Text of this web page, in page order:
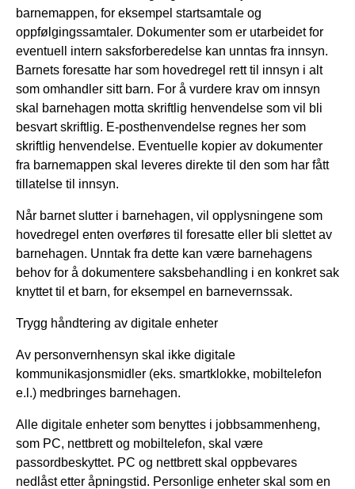
barnemappen, for eksempel startsamtale og
oppfølgingssamtaler. Dokumenter som er utarbeidet for
eventuell intern saksforberedelse kan unntas fra innsyn.
Barnets foresatte har som hovedregel rett til innsyn i alt
som omhandler sitt barn. For å vurdere krav om innsyn
skal barnehagen motta skriftlig henvendelse som vil bli
besvart skriftlig. E-posthenvendelse regnes her som
skriftlig henvendelse. Eventuelle kopier av dokumenter
fra barnemappen skal leveres direkte til den som har fått
tillatelse til innsyn.
Når barnet slutter i barnehagen, vil opplysningene som
hovedregel enten overføres til foresatte eller bli slettet av
barnehagen. Unntak fra dette kan være barnehagens
behov for å dokumentere saksbehandling i en konkret sak
knyttet til et barn, for eksempel en barnevernssak.
Trygg håndtering av digitale enheter
Av personvernhensyn skal ikke digitale
kommunikasjonsmidler (eks. smartklokke, mobiltelefon
e.l.) medbringes barnehagen.
Alle digitale enheter som benyttes i jobbsammenheng,
som PC, nettbrett og mobiltelefon, skal være
passordbeskyttet. PC og nettbrett skal oppbevares
nedlåst etter åpningstid. Personlige enheter skal som en